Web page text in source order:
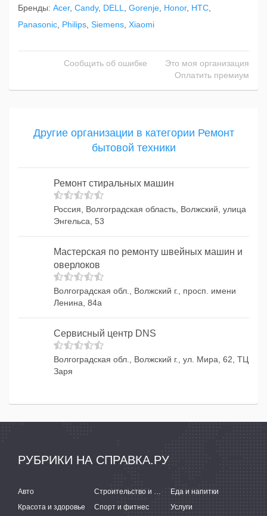
Бренды: Acer, Candy, DELL Gorenje Honor, HTC
Panasonic Philips Siemens Xiaomi
Сообщить об ошибке
Это моя организация
Оплатить премиум
Другие организации в категории Ремонт
бытовой техники
Ремонт стиральных машин
Россия, Волгоградская область, Волжский, улица
Энгельса, 53
Мастерская по ремонту швейных машин и
оверлоков
Волгоградская обл., Волжский г., просп. имени
Ленина, 84а
Сервисный центр DNS
Волгоградская обл., Волжский г., ул. Мира, 62, ТЦ
Заря
РУБРИКИ НА СПРАВКА.РУ
Авто Строительство и ремонт
Еда и напитки
Красота и здоровье
Спорт и фитнес
Услуги